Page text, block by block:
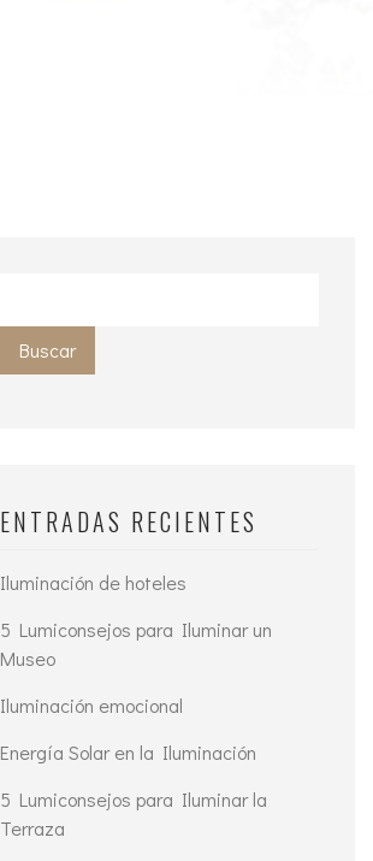
Buscar
ENTRADAS RECIENTES
Iluminación de hoteles
5 Lumiconsejos para Iluminar un
Museo
Iluminación emocional
Energía Solar en la Iluminación
5 Lumiconsejos para Iluminar la
Terraza